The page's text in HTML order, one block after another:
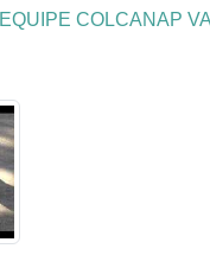
EQUIPE COLCANAP